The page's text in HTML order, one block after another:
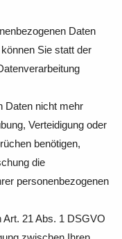
Daten
Sie statt der
Daten nicht mehr
Verteidigung oder
benötigen,
die
personenbezogenen
21 Abs. 1 DSGVO